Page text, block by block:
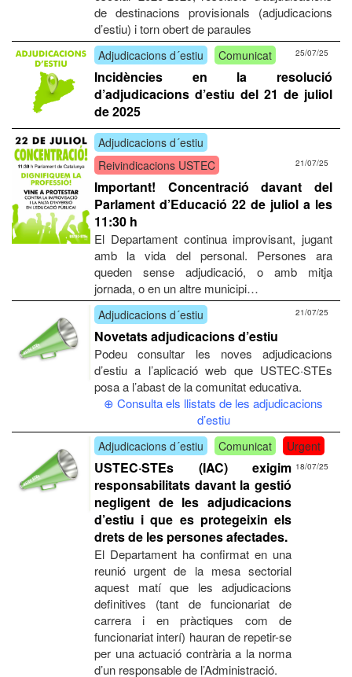
de destinacions provisionals (adjudicacions
d’estiu) i torn obert de paraules
Adjudicacions d´estiu Comunicat 25/07/25
Incidències en la resolució
d’adjudicacions d’estiu del 21 de juliol
de 2025
Adjudicacions d´estiu
Reivindicacions USTEC
21/07/25
Important! Concentració davant del
Parlament d’Educació 22 de juliol a les
11:30 h
El Departament continua improvisant, jugant
amb la vida del personal. Persones ara
queden sense adjudicació, o amb mitja
jornada, o en un altre municipi…
Adjudicacions d´estiu 21/07/25
Novetats adjudicacions d’estiu
Podeu consultar les noves adjudicacions
d’estiu a l’aplicació web que USTEC·STEs
posa a l’abast de la comunitat educativa.
⊕ Consulta els llistats de les adjudicacions
d’estiu
Adjudicacions d´estiu Comunicat Urgent
18/07/25
USTEC·STEs (IAC) exigim
responsabilitats davant la gestió
negligent de les adjudicacions
d’estiu i que es protegeixin els
drets de les persones afectades.
El Departament ha confirmat en una
reunió urgent de la mesa sectorial
aquest matí que les adjudicacions
definitives (tant de funcionariat de
carrera i en pràctiques com de
funcionariat interí) hauran de repetir-se
per una actuació contrària a la norma
d’un responsable de l’Administració.